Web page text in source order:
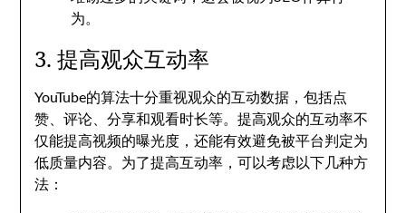
为。
3. 提高观众互动率
YouTube的算法十分重视观众的互动数据，包括点
赞、评论、分享和观看时长等。提高观众的互动率不
仅能提高视频的曝光度，还能有效避免被平台判定为
低质量内容。为了提高互动率，可以考虑以下几种方
法：